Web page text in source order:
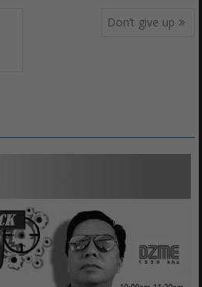
Don’t give up